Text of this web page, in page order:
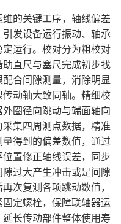
的关键工序，轴线偏差
发设备运行振动、轴承
运行。校对分为粗校对
直尺与塞尺完成初步找
合间隙测量，消除明显
动轴大致同轴。精细校
圈径向跳动与端面轴向
集四周测点数据，精准
得到的偏差数值，通过
置修正轴线误差，同步
过大产生冲击或是间隙
次复测各项跳动数值，
定螺栓，保障联轴器运
长传动部件整体使用寿